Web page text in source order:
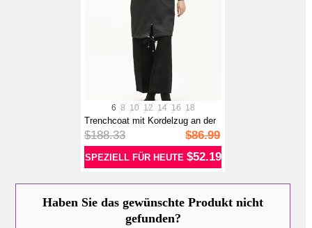
6 8 10 12 14 16 18
Trenchcoat mit Kordelzug an der
Tai...
$188.33 $86.99
SPEZIELL FÜR HEUTE $52.19
Haben Sie das gewünschte Produkt nicht
gefunden?